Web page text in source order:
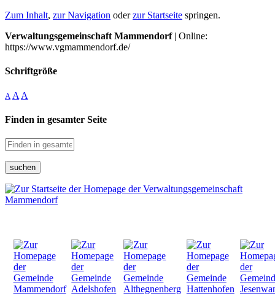
Zum Inhalt, zur Navigation oderzur Startseite springen.
Verwaltungsgemeinschaft Mammendorf| Online:
https://www.vgmammendorf.de/
Schriftgröße
A A A
Finden in gesamter Seite
suchen